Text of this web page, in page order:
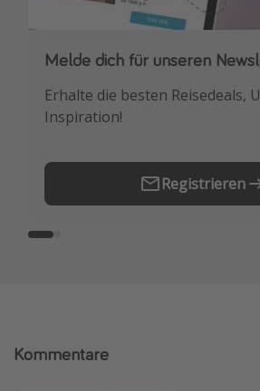
Melde dich für unseren
Erhalte die besten Reisedeals,
Inspiration!
Registrieren
Downloade unsere App
Buche die besten
Erstes.
Kommentare